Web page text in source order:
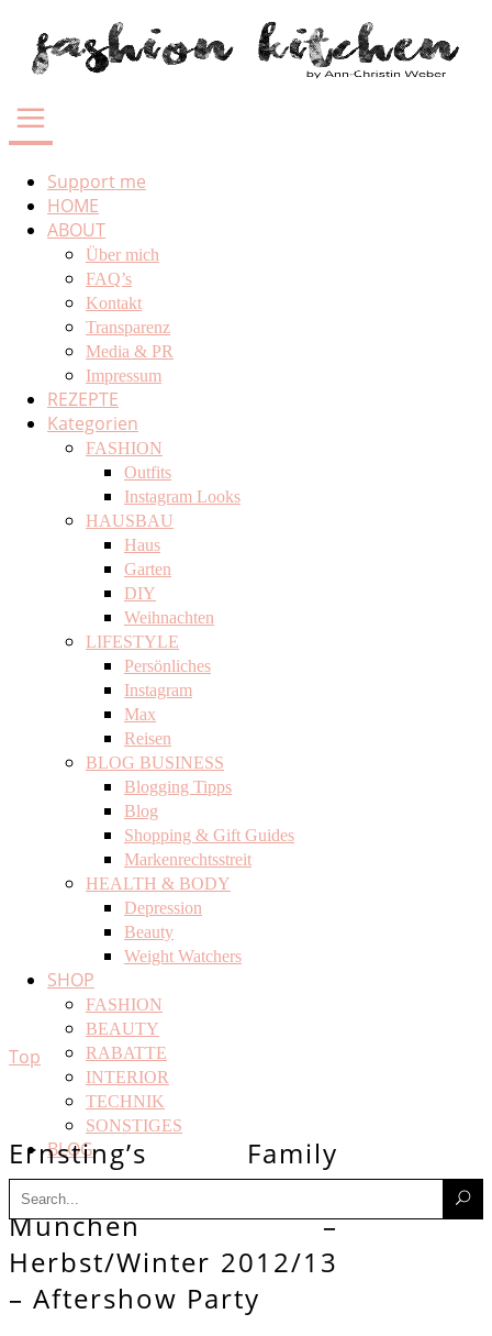
Support me
HOME
ABOUT
Über mich
FAQ’s
Kontakt
Transparenz
Media & PR
Impressum
REZEPTE
Kategorien
FASHION
Outfits
Instagram Looks
HAUSBAU
Haus
Garten
DIY
Weihnachten
LIFESTYLE
Persönliches
Instagram
Max
Reisen
BLOG BUSINESS
Blogging Tipps
Blog
Shopping & Gift Guides
Markenrechtsstreit
HEALTH & BODY
Depression
Beauty
Weight Watchers
SHOP
FASHION
BEAUTY
RABATTE
INTERIOR
TECHNIK
SONSTIGES
BLOG
Search
for:
Top
Ernsting’s Family
Fashion Show
München –
Herbst/Winter 2012/13
– Aftershow Party